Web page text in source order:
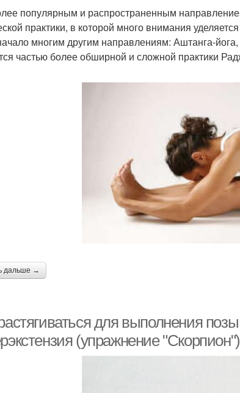
популярным и распространенным
практики, в которой много внимания
многим другим направлениям: Аштанга-
частью более обширной и сложной практики
дальше →
для выполнения
(упражнение